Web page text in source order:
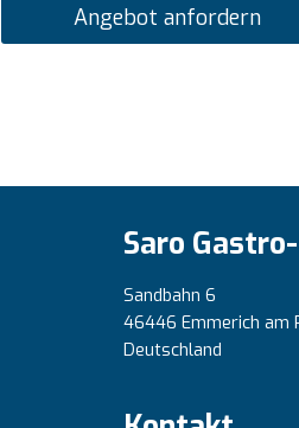
Angebot anfordern
Saro
Sandbahn 6
46446 Emmerich am
Deutschland